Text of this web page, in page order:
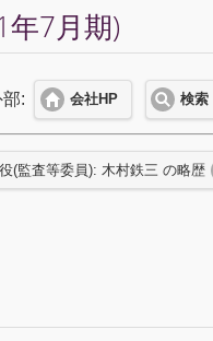
年7月期)
: 会社HP 検索
(監査等委員): 木村鉄三 の略歴